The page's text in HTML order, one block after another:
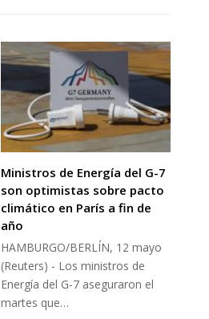
Ministros de Energía del G-7
son optimistas sobre pacto
climático en París a fin de
año
HAMBURGO/BERLÍN, 12 mayo
(Reuters) - Los ministros de
Energía del G-7 aseguraron el
martes que…